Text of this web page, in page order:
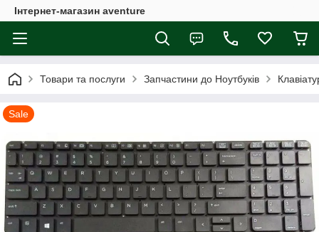
Інтернет-магазин aventure
Товари та послуги Запчастини до Ноутбуків
Sale